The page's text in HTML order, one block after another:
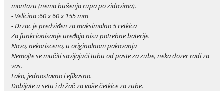
montazu (nema bušenja rupa po zidovima).
- Velicina :60 x 60 x 155 mm
- Drzac je predviđen za maksimalno 5 cetkica
Za funkcionisanje uređaja nisu potrebne baterije.
Novo, nekorisceno, u originalnom pakovanju
Nemojte se mučiti savijajući tubu od paste za zube, neka dozer radi za
vas.
Lako, jednostavno i efikasno.
Dobijate u setu i držač za vaše četkice za zube.